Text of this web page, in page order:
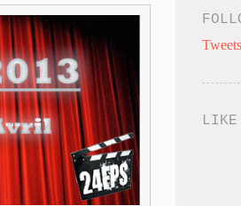
LIKE